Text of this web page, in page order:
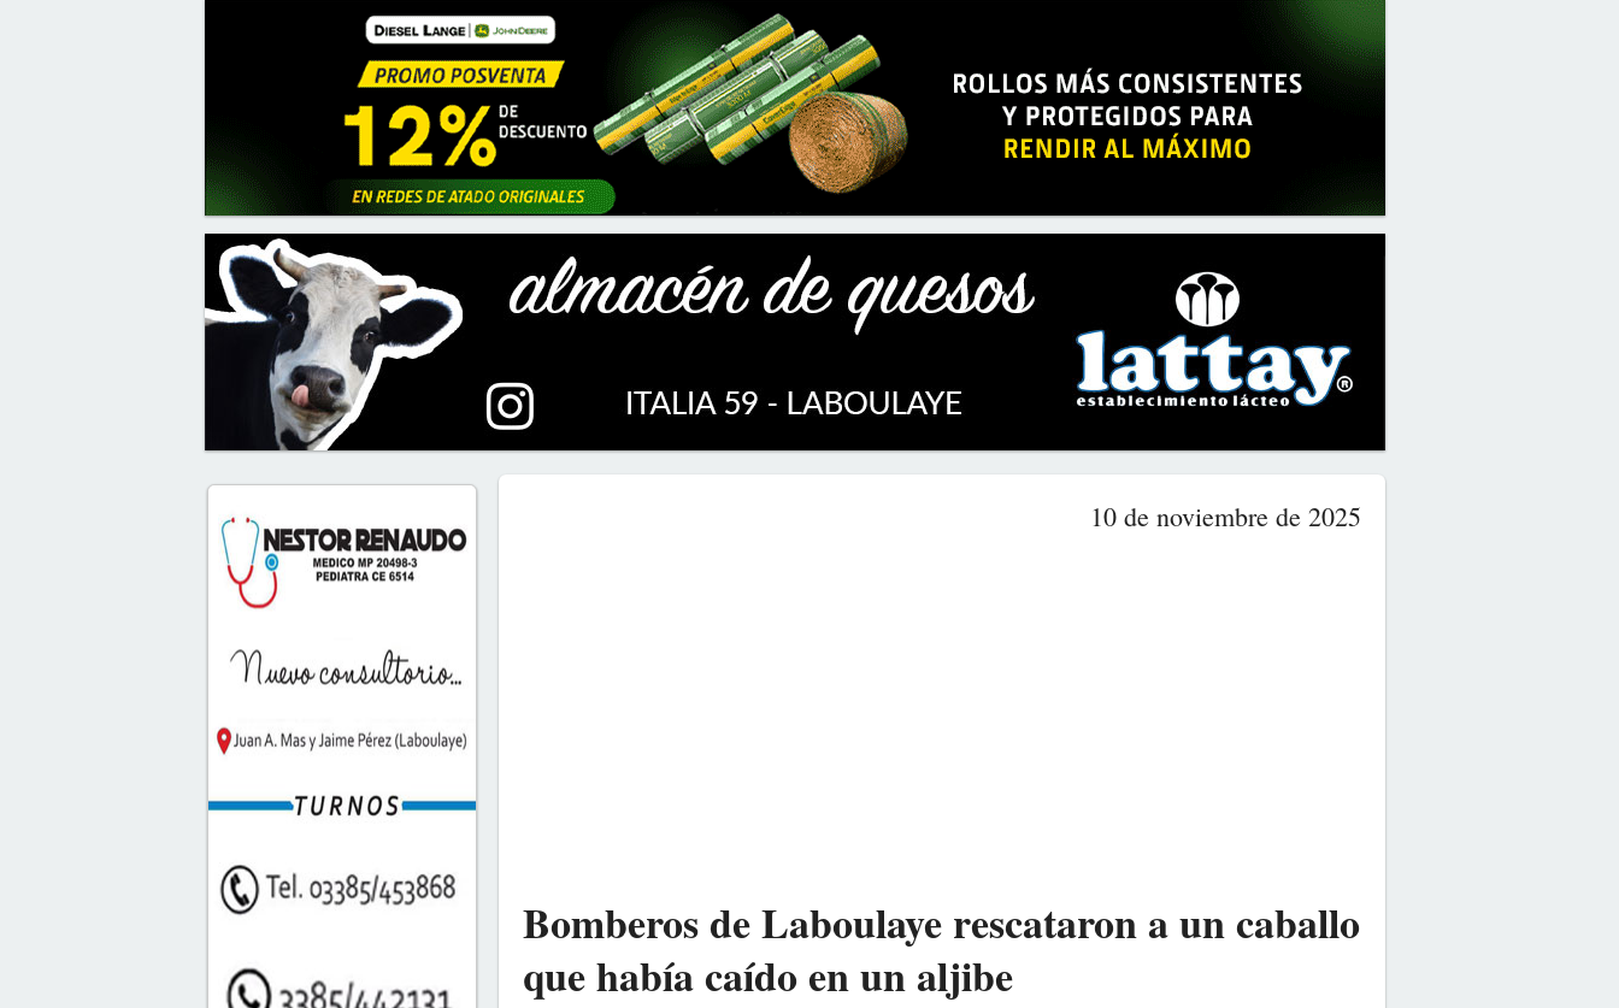
10 de noviembre de 2025
Bomberos de Laboulaye rescataron a un caballo
que había caído en un aljibe